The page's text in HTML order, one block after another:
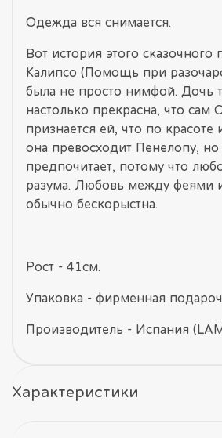
Одежда вся снимается.
Вот история этого сказочного
Калипсо (Помощь при
была не просто нимфой. Дочь
настолько прекрасна, что сам
признается ей, что по
она превосходит Пенелопу,
предпочитает, потому что
разума. Любовь между феями
обычно бескорыстна.
Рост - 41см.
Упаковка - фирменная
Производитель - Испания
Характеристики